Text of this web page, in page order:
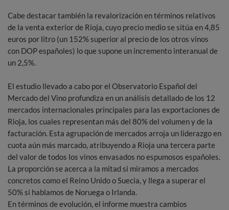
Cabe destacar también la revalorización en términos relativos
de la venta exterior de Rioja, cuyo precio medio se sitúa en 4,85
euros por litro (un 152% superior al precio de los otros vinos
con DOP españoles) lo que supone un incremento interanual de
un 2,5%.
El estudio llevado a cabo por el Observatorio Español del
Mercado del Vino profundiza en un análisis detallado de los 12
mercados internacionales principales para las exportaciones de
Rioja, los cuales representan más del 80% del volumen y de la
facturación. Esta agrupación de mercados arroja un liderazgo en
cuota aún más marcado, atribuyendo a Rioja una tercera parte
del valor de todos los vinos envasados no espumosos españoles.
La proporción se acerca a la mitad si miramos a mercados
concretos como el Reino Unido o Suecia, y llega a superar el
50% si hablamos de Noruega o Irlanda.
En términos de evolución, el informe muestra cambios